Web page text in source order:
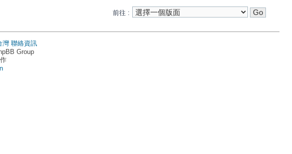
前往 :
灣 聯絡資訊
Group